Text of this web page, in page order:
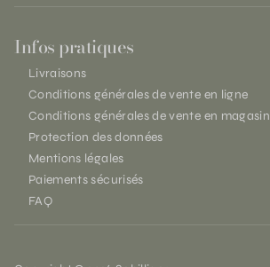
Infos pratiques
Livraisons
Conditions générales de vente en ligne
Conditions générales de vente en magasin
Protection des données
Mentions légales
Paiements sécurisés
FAQ